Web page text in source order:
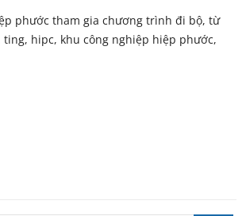
phước tham gia chương trình đi bộ, từ
hipc, khu công nghiệp hiệp phước,